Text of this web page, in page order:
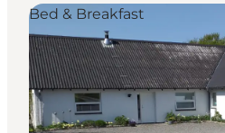
Events
Overnatning
Planlæg din ferie
Bed & Breakfast